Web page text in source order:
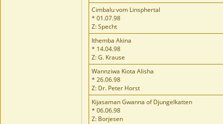
Cimbalu vom Linsphertal
* 01.07.98
Z: Specht
Ithemba Akina
* 14.04.98
Z: G. Krause
Wannziwa Kiota Alisha
* 26.06.98
Z: Dr. Peter Horst
Kijasaman Gwanna of Djungelkatten
* 06.06.98
Z: Borjesen